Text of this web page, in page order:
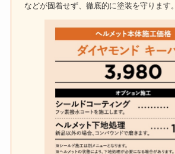
などが固着せず、徹底的に塗装を守ります。